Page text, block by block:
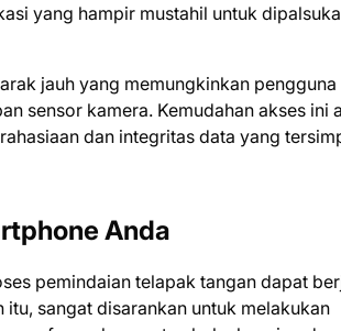
yang hampir mustahil untuk
jauh yang memungkinkan pengguna
sensor kamera. Kemudahan akses ini
dan integritas data yang
Anda
pemindaian telapak tangan dapat
sangat disarankan untuk melakukan